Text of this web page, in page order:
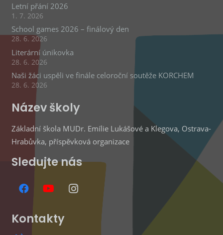
Letní přání 2026
1. 7. 2026
School games 2026 – finálový den
28. 6. 2026
Literární únikovka
28. 6. 2026
Naši žáci uspěli ve finále celoroční soutěže KORCHEM
28. 6. 2026
Název školy
Základní škola MUDr. Emílie Lukášové a Klegova, Ostrava-
Hrabůvka, příspěvková organizace
Sledujte nás
Kontakty